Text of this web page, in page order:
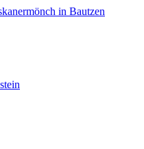
in Bautzen